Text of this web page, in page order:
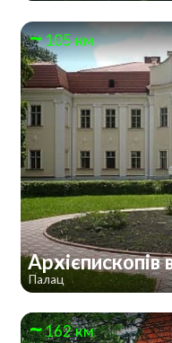
105 км
Палац
162 км